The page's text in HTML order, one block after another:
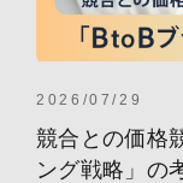
2026/07/29
競合との価格
ング戦略」の